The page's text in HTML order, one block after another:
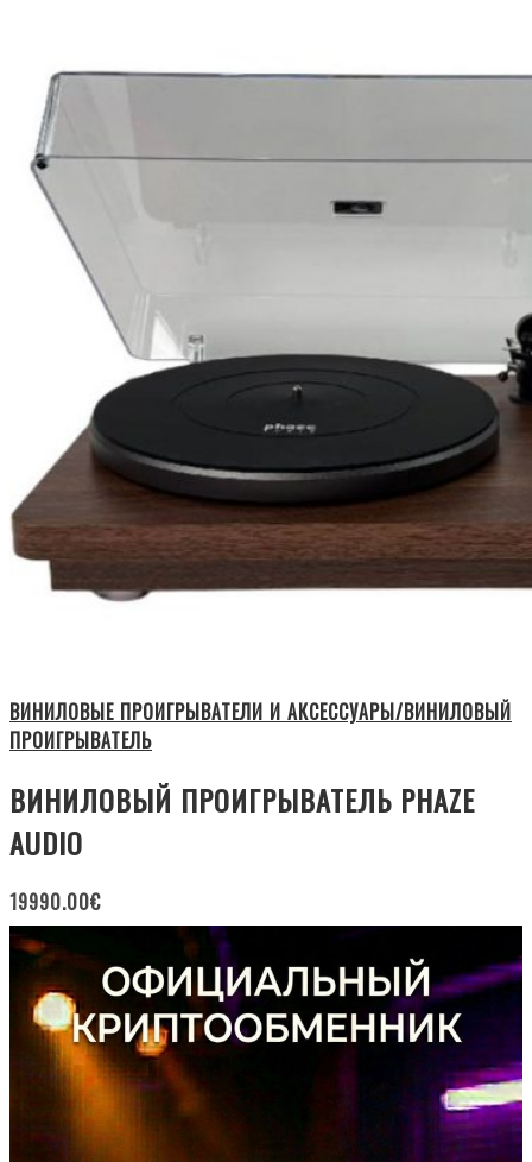
ВИНИЛОВЫЕ ПРОИГРЫВАТЕЛИ И АКСЕССУАРЫ/ВИНИЛОВЫЙ
ПРОИГРЫВАТЕЛЬ
ВИНИЛОВЫЙ ПРОИГРЫВАТЕЛЬ PHAZE
AUDIO
19990.00€